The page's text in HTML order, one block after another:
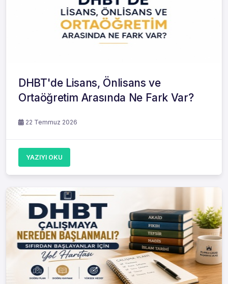
DHBT'de Lisans, Önlisans ve
Ortaöğretim Arasında Ne Fark Var?
22 Temmuz 2026
YAZIYI OKU